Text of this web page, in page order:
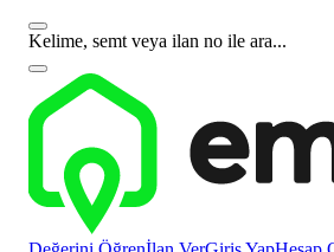
Kelime, semt veya ilan no ile ara...